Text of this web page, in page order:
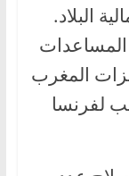
البلاد.
المساعدات
المغرب
لفرنسا